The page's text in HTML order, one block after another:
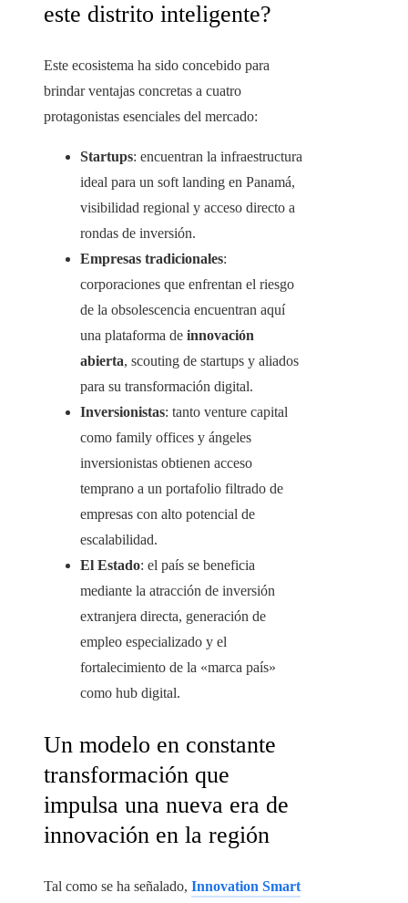
este distrito inteligente?
Este ecosistema ha sido concebido para
brindar ventajas concretas a cuatro
protagonistas esenciales del mercado:
Startups: encuentran la infraestructura
ideal para un soft landing en Panamá,
visibilidad regional y acceso directo a
rondas de inversión.
Empresas tradicionales:
corporaciones que enfrentan el riesgo
de la obsolescencia encuentran aquí
una plataforma de innovación
abierta, scouting de startups y aliados
para su transformación digital.
Inversionistas: tanto venture capital
como family offices y ángeles
inversionistas obtienen acceso
temprano a un portafolio filtrado de
empresas con alto potencial de
escalabilidad.
El Estado: el país se beneficia
mediante la atracción de inversión
extranjera directa, generación de
empleo especializado y el
fortalecimiento de la «marca país»
como hub digital.
Un modelo en constante
transformación que
impulsa una nueva era de
innovación en la región
Tal como se ha señalado, Innovation Smart